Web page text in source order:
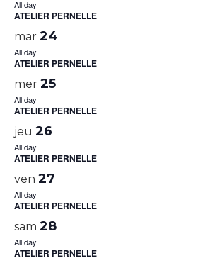
All day
ATELIER PERNELLE
mar 24
All day
ATELIER PERNELLE
mer 25
All day
ATELIER PERNELLE
jeu 26
All day
ATELIER PERNELLE
ven 27
All day
ATELIER PERNELLE
sam 28
All day
ATELIER PERNELLE